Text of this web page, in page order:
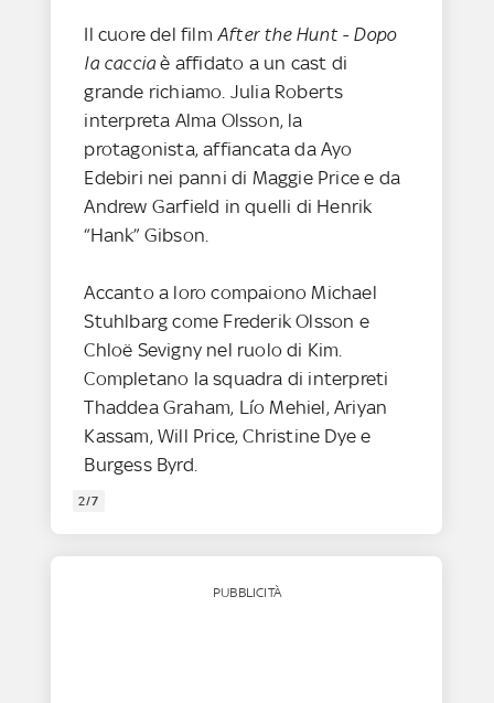
Il cuore del filmAfter the Hunt - Dopo
la cacciaè affidato a un cast di
grande richiamo. Julia Roberts
interpreta Alma Olsson, la
protagonista, affiancata da Ayo
Edebiri nei panni di Maggie Price e da
Andrew Garfield in quelli di Henrik
“Hank” Gibson.
Accanto a loro compaiono Michael
Stuhlbarg come Frederik Olsson e
Chloë Sevigny nel ruolo di Kim.
Completano la squadra di interpreti
Thaddea Graham, Lío Mehiel, Ariyan
Kassam, Will Price, Christine Dye e
Burgess Byrd.
2/7
PUBBLICITÀ